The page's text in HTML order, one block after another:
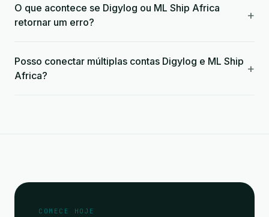
O que acontece se Digylog ou ML Ship Africa
retornar um erro?
+
Posso conectar múltiplas contas Digylog e ML Ship
Africa?
+
COMECE HOJE